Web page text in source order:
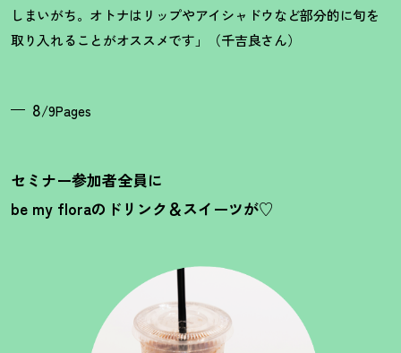
しまいがち。オトナはリップやアイシャドウなど部分的に旬を
取り入れることがオススメです」（千吉良さん）
8/9Pages
セミナー参加者全員に
be my floraのドリンク＆スイーツが♡